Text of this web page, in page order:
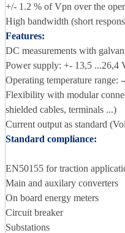
+/- 1.2 % of Vpn over the
High bandwidth (short
Features:
DC measurements with
Power supply: +- 13,5 ...26,4
Operating temperature range:
Flexibility with modular
shielded cables, terminals ...)
Current output as standard
Standard compliance:
EN50155 for traction
Main and auxilary converters
On board energy meters
Circuit breaker
Substations